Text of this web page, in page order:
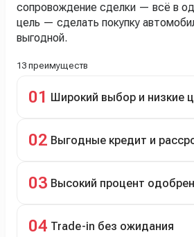
сопровождение сделки — всё в
цель — сделать покупку
выгодной.
13 преимуществ
01 Широкий выбор и низкие
подержанные авто.
02 Выгодные кредит и
рассрочка 0% на 2 года при
03 Высокий процент
04 Trade-in без ожидания